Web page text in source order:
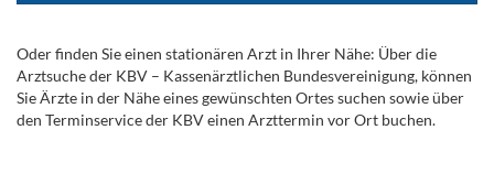
Oder finden Sie einen stationären Arzt in Ihrer Nähe: Über die
Arztsuche der KBV – Kassenärztlichen Bundesvereinigung, können
Sie Ärzte in der Nähe eines gewünschten Ortes suchen sowie über
den Terminservice der KBV einen Arzttermin vor Ort buchen.